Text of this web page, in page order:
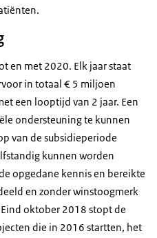
en met 2020. Elk jaar staat
in totaal € 5 miljoen
een looptijd van 2 jaar. Een
ondersteuning te kunnen
van de subsidieperiode
kunnen worden
opgedane kennis en bereikte
en zonder winstoogmerk
oktober 2018 stopt de
die in 2016 startten, het